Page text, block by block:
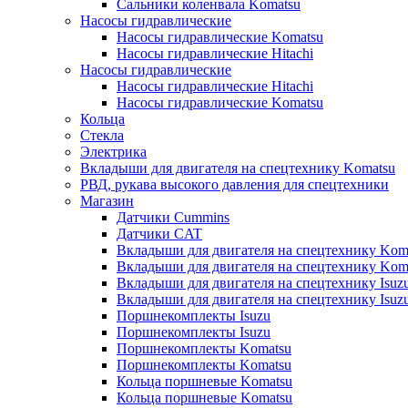
Сальники коленвала Komatsu
Насосы гидравлические
Насосы гидравлические Komatsu
Насосы гидравлические Hitachi
Насосы гидравлические
Насосы гидравлические Hitachi
Насосы гидравлические Komatsu
Кольца
Стекла
Электрика
Вкладыши для двигателя на спецтехнику Komatsu
РВД, рукава высокого давления для спецтехники
Магазин
Датчики Cummins
Датчики CAT
Вкладыши для двигателя на спецтехнику
Вкладыши для двигателя на спецтехнику
Вкладыши для двигателя на спецтехнику
Вкладыши для двигателя на спецтехнику
Поршнекомплекты Isuzu
Поршнекомплекты Isuzu
Поршнекомплекты Komatsu
Поршнекомплекты Komatsu
Кольца поршневые Komatsu
Кольца поршневые Komatsu